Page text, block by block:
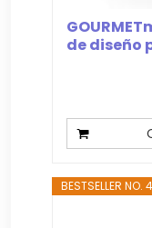
de diseño
BESTSELLER NO. 4